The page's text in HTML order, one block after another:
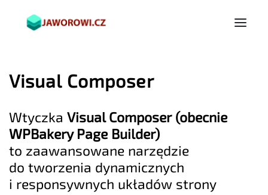
Visual Composer
WtyczkaVisual Composer (obecnie
WPBakery Page Builder)
to zaawansowane narzędzie
do tworzenia dynamicznych
i responsywnych układów strony